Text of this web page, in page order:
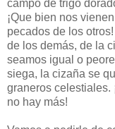
campo de trigo
¡Que bien nos
pecados de los
de los demás, de la
seamos igual o
siega, la cizaña se
graneros celestiales.
no hay más!